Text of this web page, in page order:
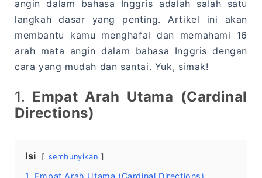
angin dalam bahasa Inggris adalah salah satu
langkah dasar yang penting. Artikel ini akan
membantu kamu menghafal dan memahami 16
arah mata angin dalam bahasa Inggris dengan
cara yang mudah dan santai. Yuk, simak!
1. Empat Arah Utama (Cardinal
Directions)
Isi sembunyikan
1. Empat Arah Utama (Cardinal Directions)